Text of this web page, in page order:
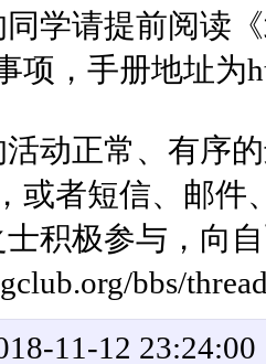
学请提前阅读
项，手册地址为
动正常、有序
或者短信、邮件
积极参与，向
bbs/
11-12 23:24:00